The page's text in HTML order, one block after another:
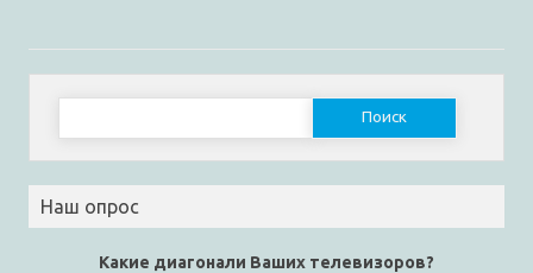
Найти:
Наш опрос
Какие диагонали Ваших телевизоров?